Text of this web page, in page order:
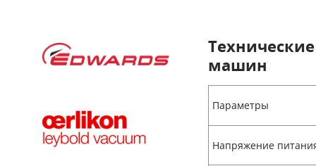
машин
Параметры
Напряжение